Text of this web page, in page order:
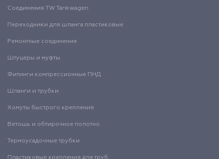
Соединения TW Tankwagen
Переходники для шланга пластиковые
Ремонтные соединения
Штуцеры и муфты
Фитинги компрессионные ПНД
Шланги и трубки
Хомуты быстрого крепления
Ветошь и обтирочное полотно
Термоусадочные трубки
Пластиковые крепления для труб